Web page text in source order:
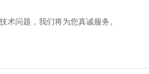
术问题，我们将为您真诚服务。